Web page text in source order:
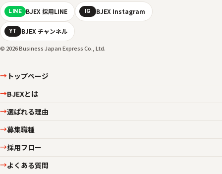
LINE BJEX 採用LINE IG BJEX Instagram
YT BJEX チャンネル
© 2026 Business Japan Express Co., Ltd.
→ トップページ
→BJEXとは
→選ばれる理由
→募集職種
→採用フロー
→よくある質問